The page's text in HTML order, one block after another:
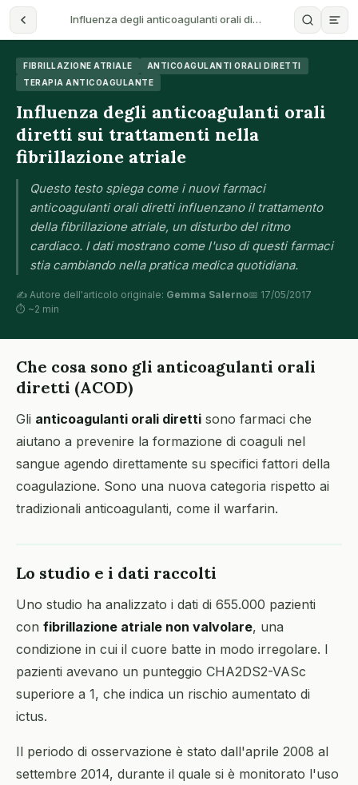
Influenza degli anticoagulanti orali di…
FIBRILLAZIONE ATRIALE
ANTICOAGULANTI ORALI DIRETTI
TERAPIA ANTICOAGULANTE
Influenza degli anticoagulanti orali
diretti sui trattamenti nella
fibrillazione atriale
Questo testo spiega come i nuovi farmaci
anticoagulanti orali diretti influenzano il trattamento
della fibrillazione atriale, un disturbo del ritmo
cardiaco. I dati mostrano come l'uso di questi farmaci
stia cambiando nella pratica medica quotidiana.
✍️ Autore dell'articolo originale: Gemma Salerno📅 17/05/2017
⏱ ~2 min
Che cosa sono gli anticoagulanti orali
diretti (ACOD)
Gli anticoagulanti orali diretti sono farmaci che
aiutano a prevenire la formazione di coaguli nel
sangue agendo direttamente su specifici fattori della
coagulazione. Sono una nuova categoria rispetto ai
tradizionali anticoagulanti, come il warfarin.
Lo studio e i dati raccolti
Uno studio ha analizzato i dati di 655.000 pazienti
con fibrillazione atriale non valvolare, una
condizione in cui il cuore batte in modo irregolare. I
pazienti avevano un punteggio CHA2DS2-VASc
superiore a 1, che indica un rischio aumentato di
ictus.
Il periodo di osservazione è stato dall'aprile 2008 al
settembre 2014, durante il quale si è monitorato l'uso